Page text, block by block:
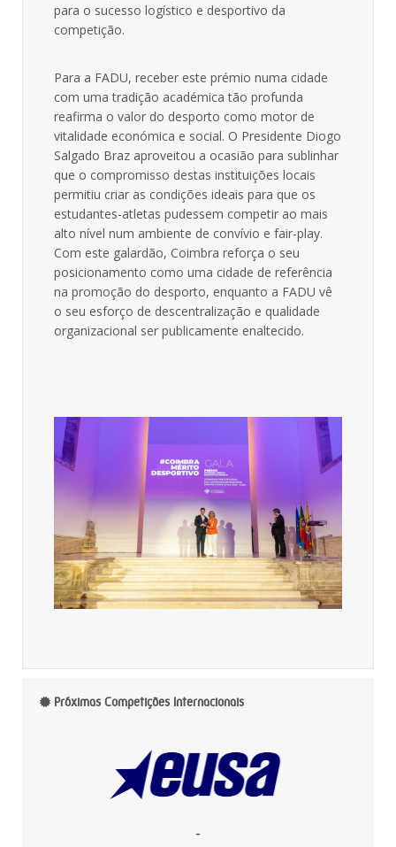
para o sucesso logístico e desportivo da
competição.
Para a FADU, receber este prémio numa cidade
com uma tradição académica tão profunda
reafirma o valor do desporto como motor de
vitalidade económica e social. O Presidente Diogo
Salgado Braz aproveitou a ocasião para sublinhar
que o compromisso destas instituições locais
permitiu criar as condições ideais para que os
estudantes-atletas pudessem competir ao mais
alto nível num ambiente de convívio e fair-play.
Com este galardão, Coimbra reforça o seu
posicionamento como uma cidade de referência
na promoção do desporto, enquanto a FADU vê
o seu esforço de descentralização e qualidade
organizacional ser publicamente enaltecido.
Próximas Competições Internacionais
-